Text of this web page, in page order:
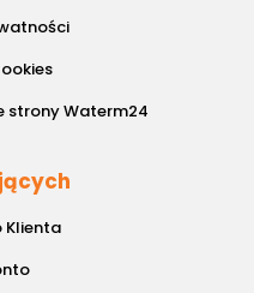
strony Waterm24
Klienta